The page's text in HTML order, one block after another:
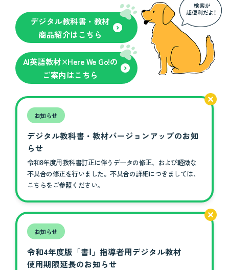
デジタル教科書・教材
商品紹介はこちら
AI英語教材×Here We Go!の
ご案内はこちら
お知らせ
デジタル教科書・教材バージョンアップのお知
らせ
令和8年度用教科書訂正に伴うデータの修正、および軽微な
不具合の修正を行いました。不具合の詳細につきましては、
こちらをご参照ください。
お知らせ
令和4年度版「書Ⅰ」指導者用デジタル教材
使用期限延長のお知らせ